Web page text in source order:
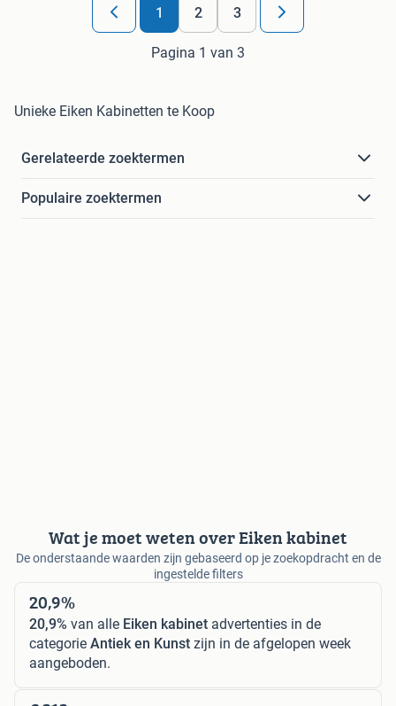
1 2 3
Pagina 1 van 3
Unieke Eiken Kabinetten te Koop
Gerelateerde zoektermen
Populaire zoektermen
Wat je moet weten over Eiken kabinet
De onderstaande waarden zijn gebaseerd op je zoekopdracht en de
ingestelde filters
20,9%
20,9% van alle Eiken kabinet advertenties in de
categorie Antiek en Kunst zijn in de afgelopen week
aangeboden.